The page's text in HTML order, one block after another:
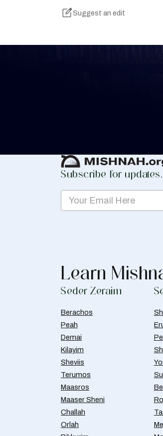
Suggest an edit
Keep Track
Subscribe for updates.
Learn
Seder Zeraim
Berachos
Peah
Demai
Kilayim
Sheviis
Terumos
Maasros
Maaser Sheni
Challah
Orlah